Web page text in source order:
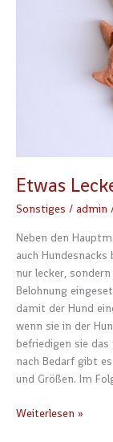
Etwas
Sonstiges / admin
Neben den
auch
nur lecker,
Belohnung
damit der Hund
wenn sie in der
befriedigen sie das
nach Bedarf gibt
und Größen. Im
Weiterlesen »